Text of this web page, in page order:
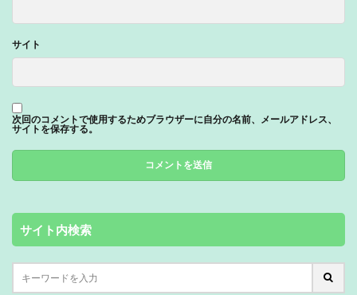
サイト
次回のコメントで使用するためブラウザーに自分の名前、メールアドレス、
サイトを保存する。
サイト内検索